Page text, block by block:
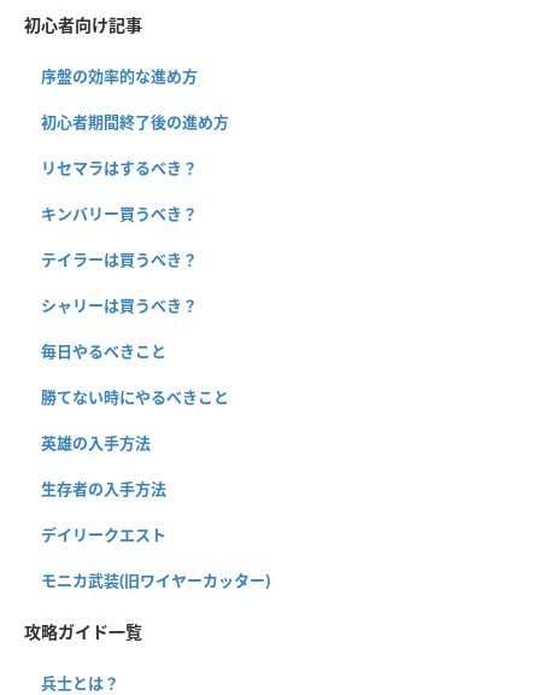
初心者向け記事
序盤の効率的な進め方
初心者期間終了後の進め方
リセマラはするべき？
キンバリー買うべき？
テイラーは買うべき？
シャリーは買うべき？
毎日やるべきこと
勝てない時にやるべきこと
英雄の入手方法
生存者の入手方法
デイリークエスト
モニカ武装(旧ワイヤーカッター)
攻略ガイド一覧
兵士とは？